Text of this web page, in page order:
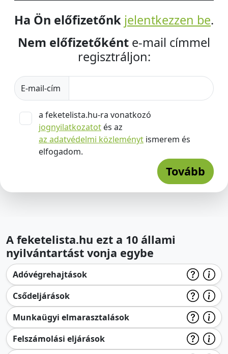
Ha Ön előfizetőnk jelentkezzen be.
Nem előfizetőként e-mail címmel
regisztráljon:
E-mail-cím
a feketelista.hu-ra vonatkozó
jognyilatkozatot és az
az adatvédelmi közleményt ismerem és
elfogadom.
Tovább
A feketelista.hu ezt a 10 állami
nyilvántartást vonja egybe
Adóvégrehajtások
Csődeljárások
Munkaügyi elmarasztalások
Felszámolási eljárások